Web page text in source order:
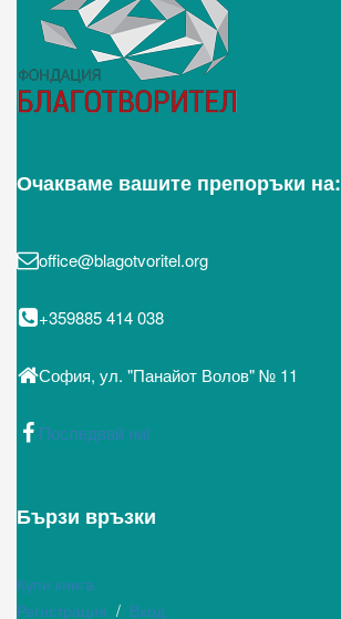
Очакваме вашите препоръки на:
office@blagotvoritel.org
+359885 414 038
София, ул. "Панайот Волов" № 11
Последвай ни!
Бързи връзки
Купи книга
Регистрация / Вход